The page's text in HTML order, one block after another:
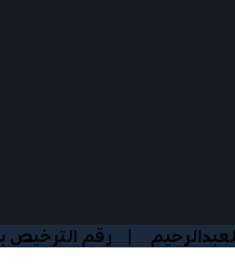
| رقم الترخيص بوزارة